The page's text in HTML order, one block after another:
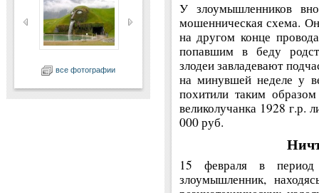
все фотографии
У злоумышленников
мошенническая схема.
на другом конце
попавшим в беду
злодеи завладевают
на минувшей неделе у
похитили таким
великолучанка 1928 г.р.
000 руб.
15 февраля в
злоумышленник,